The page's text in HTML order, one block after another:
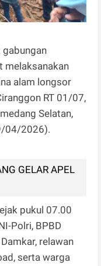
gabungan
melaksanakan
alam longsor
RT 01/07,
Selatan,
04/2026).
GELAR APEL
pukul 07.00
Polri, BPBD
relawan
serta warga